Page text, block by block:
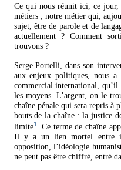
Ce qui nous réunit ici, ce jour,
métiers ; notre métier qui,
sujet, être de parole et de
actuellement ? Comment
trouvons ?
Serge Portelli, dans son
aux enjeux politiques, nous a
commercial international,
les moyens. L’argent, on le
chaîne pénale qui sera repris à
bouts de la chaîne : la justice
limite1. Ce terme de chaîne
Il y a un lien mortel entre
opposition, l’idéologie
ne peut pas être chiffré, entré